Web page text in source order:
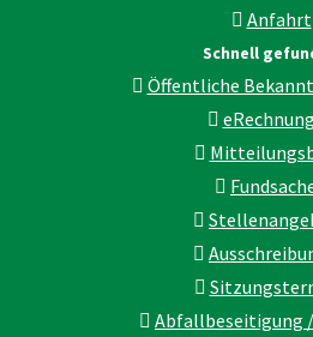
Anfahrt
Schnell
Öffentliche
Abfallbeseitigung